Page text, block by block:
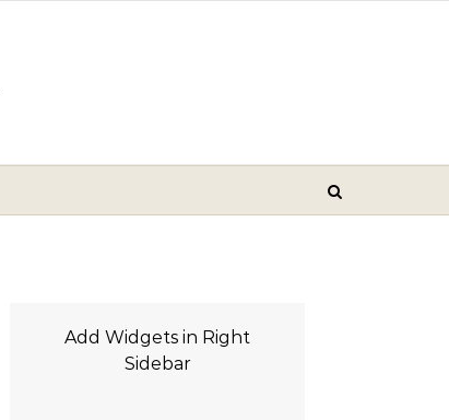
Add Widgets in Right
Sidebar